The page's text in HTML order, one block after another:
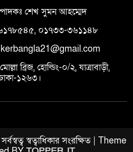
শেখ সুমন আহম্মেদ
০১৭৩৩-৩৬১১৪৮
ব্রিজ, হোল্ডিং-০/২, যাত্রাবাড়ী,
১২৬৩।
স্বত্বাধিকার সংরক্ষিত | Theme